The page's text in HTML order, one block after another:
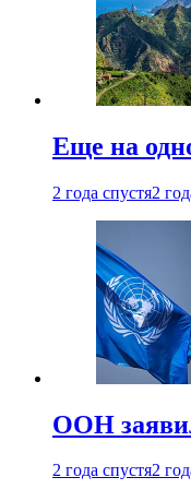
Еще на
2 года спустя2
ООН
2 года спустя2